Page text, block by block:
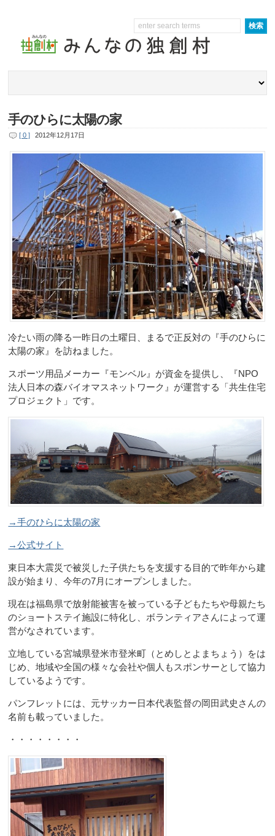
手のひらに太陽の家
[ 0 ] 2012年12月17日
冷たい雨の降る一昨日の土曜日、まるで正反対の『手のひらに
太陽の家』を訪ねました。
スポーツ用品メーカー『モンベル』が資金を提供し、『NPO
法人日本の森バイオマスネットワーク』が運営する「共生住宅
プロジェクト」です。
→手のひらに太陽の家
→公式サイト
東日本大震災で被災した子供たちを支援する目的で昨年から建
設が始まり、今年の7月にオープンしました。
現在は福島県で放射能被害を被っている子どもたちや母親たち
のショートステイ施設に特化し、ボランティアさんによって運
営がなされています。
立地している宮城県登米市登米町（とめしとよまちょう）をは
じめ、地域や全国の様々な会社や個人もスポンサーとして協力
しているようです。
パンフレットには、元サッカー日本代表監督の岡田武史さんの
名前も載っていました。
・・・・・・・・